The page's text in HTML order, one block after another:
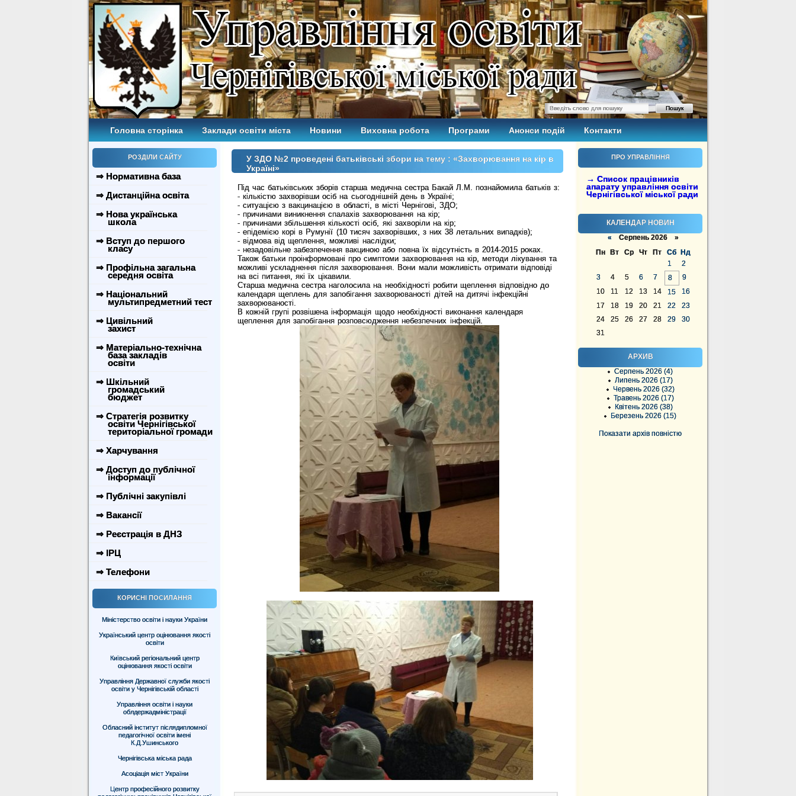
Головна сторінка Заклади освіти міста Новини Виховна робота Програми Анонси подій Контакти
РОЗДІЛИ САЙТУ
⇒ Нормативна база
⇒ Дистанційна освіта
⇒ Нова українська
школа
⇒ Вступ до першого
класу
⇒ Профільна загальна
середня освіта
⇒ Національний
мультипредметний тест
⇒ Цивільний
захист
⇒ Матеріально-технічна
база закладів
освіти
⇒ Шкільний
громадський
бюджет
⇒ Стратегія розвитку
освіти Чернігівської
територіальної громади
⇒ Харчування
⇒ Доступ до публічної
інформації
⇒ Публічні закупівлі
⇒ Вакансії
⇒ Реєстрація в ДНЗ
⇒ ІРЦ
⇒ Телефони
КОРИСНІ ПОСИЛАННЯ
Міністерство освіти і науки України
Український центр оцінювання якості
освіти
Київський регіональний центр
оцінювання якості освіти
Управління Державної служби якості
освіти у Чернігівській області
Управління освіти і науки
облдержадміністрації
Обласний інститут післядипломної
педагогічної освіти імені
К.Д.Ушинського
Чернігівська міська рада
Асоціація міст України
Центр професійного розвитку
ПРО УПРАВЛІННЯ
→ Список працівників
апарату управління освіти
Чернігівської міської ради
КАЛЕНДАР НОВИН
« Серпень 2026 »
Пн
Вт Ср Чт Пт Сб
Нд
1
2
3
4 5 6 7 8
9
10
11 12 13 14 15
16
17
18 19 20 21 22
23
24
25 26 27 28 29
30
31
АРХИВ
Серпень 2026 (4)
Липень 2026 (17)
Червень 2026 (32)
Травень 2026 (17)
Квітень 2026 (38)
Березень 2026 (15)
Показати архів повністю
У ЗДО №2 проведені батьківські збори на тему : «Захворювання на кір в
Україні»
Під час батьківських зборів старша медична сестра Бакай Л.М. познайомила батьків з:
- кількістю захворівши осіб на сьогоднішній день в Україні;
- ситуацією з вакцинацією в області, в місті Чернігові, ЗДО;
- причинами виникнення спалахів захворювання на кір;
- причинами збільшення кількості осіб, які захворіли на кір;
- епідемією корі в Румунії (10 тисяч захворівших, з них 38 летальних випадків);
- відмова від щеплення, можливі наслідки;
- незадовільне забезпечення вакциною або повна їх відсутність в 2014-2015 роках.
Також батьки проінформовані про симптоми захворювання на кір, методи лікування та
можливі ускладнення після захворювання. Вони мали можливість отримати відповіді
на всі питання, які їх цікавили.
Старша медична сестра наголосила на необхідності робити щеплення відповідно до
календаря щеплень для запобігання захворюваності дітей на дитячі інфекційні
захворюваності.
В кожній групі розвішена інформація щодо необхідності виконання календаря
щеплення для запобігання розповсюдження небезпечних інфекцій.